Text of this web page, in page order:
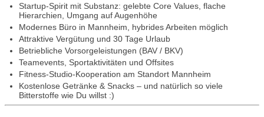
Startup-Spirit mit Substanz: gelebte Core Values, flache
Hierarchien, Umgang auf Augenhöhe
Modernes Büro in Mannheim, hybrides Arbeiten möglich
Attraktive Vergütung und 30 Tage Urlaub
Betriebliche Vorsorgeleistungen (BAV / BKV)
Teamevents, Sportaktivitäten und Offsites
Fitness-Studio-Kooperation am Standort Mannheim
Kostenlose Getränke & Snacks – und natürlich so viele
Bitterstoffe wie Du willst :)